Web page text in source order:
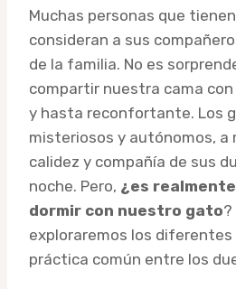
Muchas personas que
consideran a sus
de la familia. No es
compartir nuestra cama
y hasta reconfortante. Los
misteriosos y autónomos, a
calidez y compañía de sus
noche. Pero, ¿es
dormir con nuestro gato
exploraremos los
práctica común entre los